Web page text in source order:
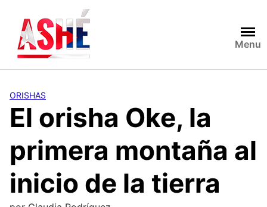
contenido
Menu
ORISHAS
El orisha Oke, la
primera montaña al
inicio de la tierra